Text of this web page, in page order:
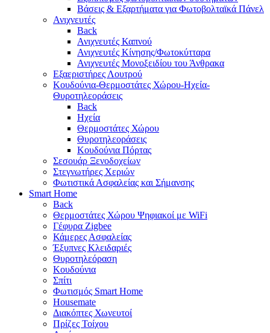
Βάσεις & Εξαρτήματα για Φωτοβολταϊκά Πάνελ
Ανιχνευτές
Back
Ανιχνευτές Καπνού
Ανιχνευτές Κίνησης/Φωτοκύτταρα
Ανιχνευτές Μονοξειδίου του Άνθρακα
Εξαεριστήρες Λουτρού
Κουδούνια-Θερμοστάτες Χώρου-Ηχεία-
Θυροτηλεοράσεις
Back
Ηχεία
Θερμοστάτες Χώρου
Θυροτηλεοράσεις
Κουδούνια Πόρτας
Σεσουάρ Ξενοδοχείων
Στεγνωτήρες Χεριών
Φωτιστικά Ασφαλείας και Σήμανσης
Smart Home
Back
Θερμοστάτες Χώρου Ψηφιακοί με WiFi
Γέφυρα Zigbee
Κάμερες Ασφαλείας
Έξυπνες Κλειδαριές
Θυροτηλεόραση
Κουδούνια
Σπίτι
Φωτισμός Smart Home
Housemate
Διακόπτες Χωνευτοί
Πρίζες Τοίχου